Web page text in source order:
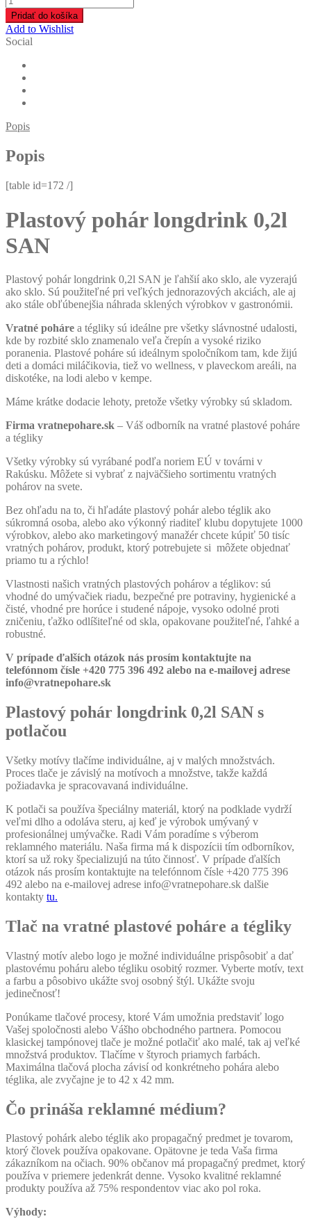
Pridať do košíka
Add to Wishlist
Social
Popis
Popis
[table id=172 /]
Plastový pohár longdrink 0,2l
SAN
Plastový pohár longdrink 0,2l SAN je ľahšií ako sklo, ale vyzerajú
ako sklo. Sú použiteľné pri veľkých jednorazových akciách, ale aj
ako stále obľúbenejšia náhrada sklených výrobkov v gastronómii.
Vratné poháre a tégliky sú ideálne pre všetky slávnostné udalosti,
kde by rozbité sklo znamenalo veľa črepín a vysoké riziko
poranenia. Plastové poháre sú ideálnym spoločníkom tam, kde žijú
deti a domáci miláčikovia, tiež vo wellness, v plaveckom areáli, na
diskotéke, na lodi alebo v kempe.
Máme krátke dodacie lehoty, pretože všetky výrobky sú skladom.
Firma vratnepohare.sk – Váš odborník na vratné plastové poháre
a tégliky
Všetky výrobky sú vyrábané podľa noriem EÚ v továrni v
Rakúsku. Môžete si vybrať z najväčšieho sortimentu vratných
pohárov na svete.
Bez ohľadu na to, či hľadáte plastový pohár alebo téglik ako
súkromná osoba, alebo ako výkonný riaditeľ klubu dopytujete 1000
výrobkov, alebo ako marketingový manažér chcete kúpiť 50 tisíc
vratných pohárov, produkt, ktorý potrebujete si môžete objednať
priamo tu a rýchlo!
Vlastnosti našich vratných plastových pohárov a téglikov: sú
vhodné do umývačiek riadu, bezpečné pre potraviny, hygienické a
čisté, vhodné pre horúce i studené nápoje, vysoko odolné proti
zničeniu, ťažko odlíšiteľné od skla, opakovane použiteľné, ľahké a
robustné.
V prípade ďalších otázok nás prosím kontaktujte na
telefónnom čísle +420 775 396 492 alebo na e-mailovej adrese
info@vratnepohare.sk
Plastový pohár longdrink 0,2l SAN s
potlačou
Všetky motívy tlačíme individuálne, aj v malých množstvách.
Proces tlače je závislý na motívoch a množstve, takže každá
požiadavka je spracovavaná individuálne.
K potlači sa používa špeciálny materiál, ktorý na podklade vydrží
veľmi dlho a odoláva steru, aj keď je výrobok umývaný v
profesionálnej umývačke. Radi Vám poradíme s výberom
reklamného materiálu. Naša firma má k dispozícii tím odborníkov,
ktorí sa už roky špecializujú na túto činnosť. V prípade ďalších
otázok nás prosím kontaktujte na telefónnom čísle +420 775 396
492 alebo na e-mailovej adrese info@vratnepohare.sk dalšie
kontakty tu.
Tlač na vratné plastové poháre a tégliky
Vlastný motív alebo logo je možné individuálne prispôsobiť a dať
plastovému poháru alebo tégliku osobitý rozmer. Vyberte motív, text
a farbu a pôsobivo ukážte svoj osobný štýl. Ukážte svoju
jedinečnosť!
Ponúkame tlačové procesy, ktoré Vám umožnia predstaviť logo
Vašej spoločnosti alebo Vášho obchodného partnera. Pomocou
klasickej tampónovej tlače je možné potlačiť ako malé, tak aj veľké
množstvá produktov. Tlačíme v štyroch priamych farbách.
Maximálna tlačová plocha závisí od konkrétneho pohára alebo
téglika, ale zvyčajne je to 42 x 42 mm.
Čo prináša reklamné médium?
Plastový pohárk alebo téglik ako propagačný predmet je tovarom,
ktorý človek používa opakovane. Opätovne je teda Vaša firma
zákazníkom na očiach. 90% občanov má propagačný predmet, ktorý
používa v priemere jedenkrát denne. Vysoko kvalitné reklamné
produkty používa až 75% respondentov viac ako pol roka.
Výhody: